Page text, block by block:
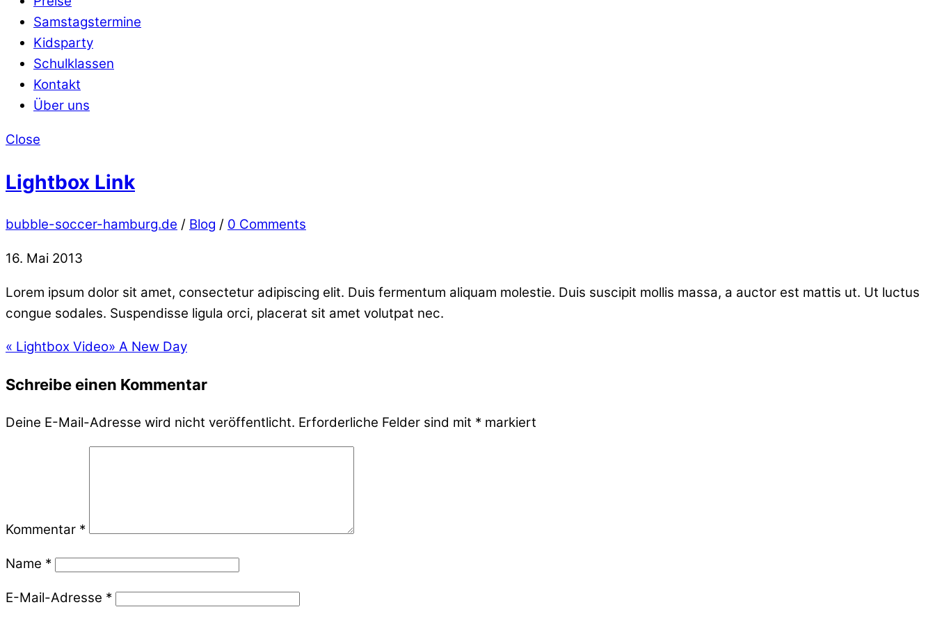
Samstagstermine
Kidsparty
Schulklassen
Kontakt
Über uns
Close
Lightbox Link
bubble-soccer-hamburg.de / Blog / 0 Comments
16. Mai 2013
Lorem ipsum dolor sit amet, consectetur adipiscing elit. Duis fermentum aliquam molestie. Duis suscipit mollis massa, a auctor est mattis ut. Ut luctus
congue sodales. Suspendisse ligula orci, placerat sit amet volutpat nec.
« Lightbox Video» A New Day
Schreibe einen Kommentar
Deine E-Mail-Adresse wird nicht veröffentlicht. Erforderliche Felder sind mit * markiert
Kommentar *
Name *
E-Mail-Adresse *